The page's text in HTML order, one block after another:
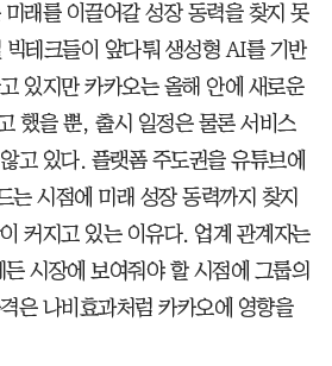
래를 이끌어갈 성장 동력을 찾지 못
테크들이 앞다퉈 생성형 AI를 기반
있지만 카카오는 올해 안에 새로운
했을 뿐, 출시 일정은 물론 서비스
고 있다. 플랫폼 주도권을 유튜브에
는 시점에 미래 성장 동력까지 찾지
커지고 있는 이유다. 업계 관계자는
시장에 보여줘야 할 시점에 그룹의
은 나비효과처럼 카카오에 영향을